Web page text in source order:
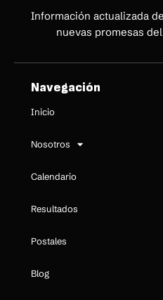
Información actualizada
nuevas promesas
Navegación
Inicio
Nosotros
Calendario
Resultados
Postales
Blog